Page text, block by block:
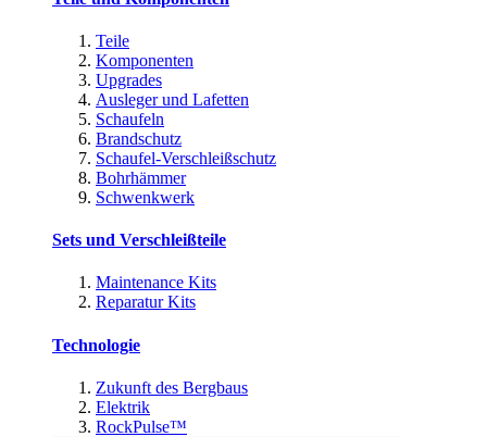
Teile
Komponenten
Upgrades
Ausleger und Lafetten
Schaufeln
Brandschutz
Schaufel-Verschleißschutz
Bohrhämmer
Schwenkwerk
Sets und Verschleißteile
Maintenance Kits
Reparatur Kits
Technologie
Zukunft des Bergbaus
Elektrik
RockPulse™